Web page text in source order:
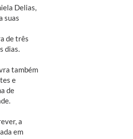
Delias,
suas
de três
dias.
também
e
de
a
em